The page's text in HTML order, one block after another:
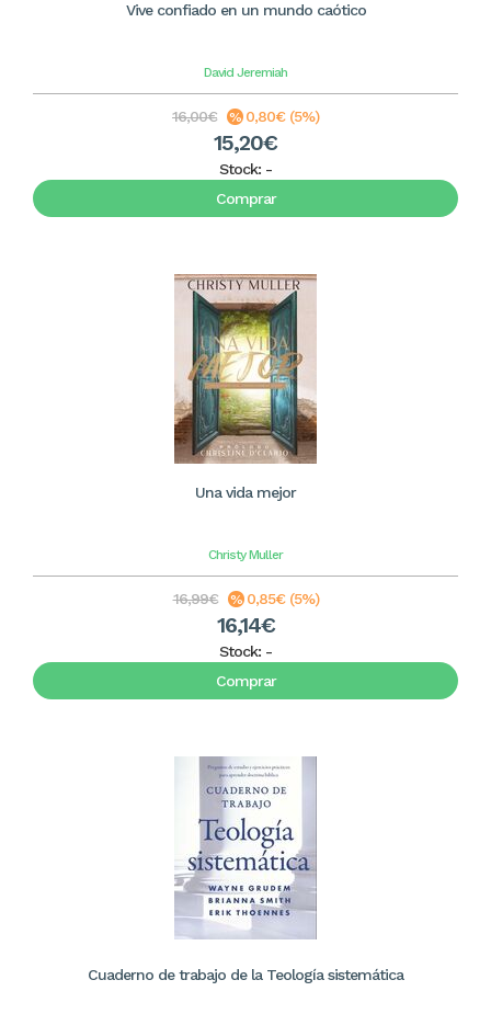
Vive confiado en un mundo caótico
David Jeremiah
16,00€ 0,80€ (5%)
15,20€
Stock: -
Comprar
Una vida mejor
Christy Muller
16,99€ 0,85€ (5%)
16,14€
Stock: -
Comprar
Cuaderno de trabajo de la Teología sistemática